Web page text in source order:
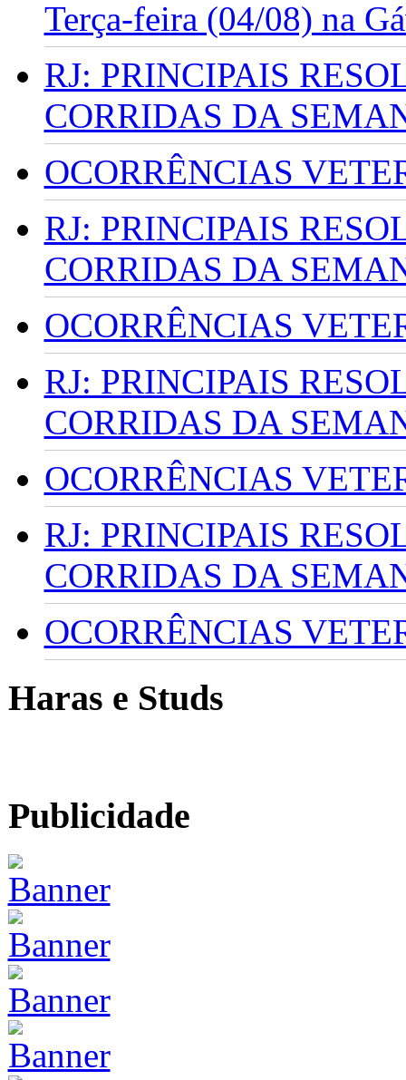
Terça-feira (04/08) na
RJ: PRINCIPAIS
CORRIDAS DA
OCORRÊNCIAS
RJ: PRINCIPAIS
CORRIDAS DA
OCORRÊNCIAS
RJ: PRINCIPAIS
CORRIDAS DA
OCORRÊNCIAS
RJ: PRINCIPAIS
CORRIDAS DA
OCORRÊNCIAS
Haras e Studs
Publicidade